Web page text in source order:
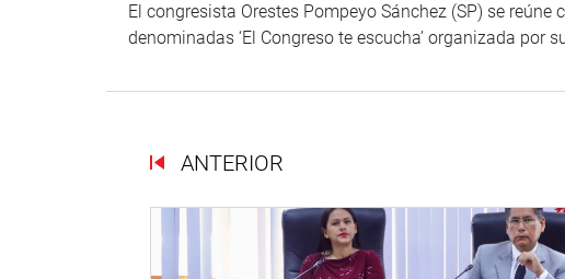
El congresista Orestes Pompeyo Sánchez (SP) se
denominadas ‘El Congreso te escucha’ organizada por
ANTERIOR